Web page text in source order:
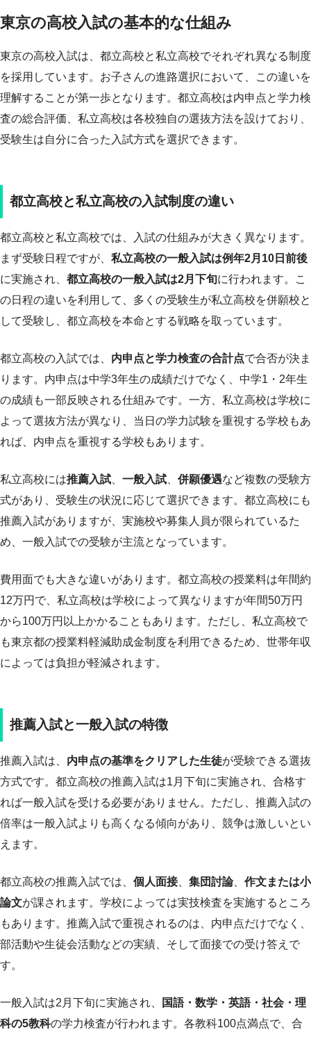
東京の高校入試の基本的な仕組み
東京の高校入試は、都立高校と私立高校でそれぞれ異なる制度
を採用しています。お子さんの進路選択において、この違いを
理解することが第一歩となります。都立高校は内申点と学力検
査の総合評価、私立高校は各校独自の選抜方法を設けており、
受験生は自分に合った入試方式を選択できます。
都立高校と私立高校の入試制度の違い
都立高校と私立高校では、入試の仕組みが大きく異なります。
まず受験日程ですが、 私立高校の一般入試は例年2月10日前後
に実施され、 都立高校の一般入試は2月下旬に行われます。こ
の日程の違いを利用して、多くの受験生が私立高校を併願校と
して受験し、都立高校を本命とする戦略を取っています。
都立高校の入試では、 内申点と学力検査の合計点で合否が決ま
ります。内申点は中学3年生の成績だけでなく、中学1・2年生
の成績も一部反映される仕組みです。一方、私立高校は学校に
よって選抜方法が異なり、当日の学力試験を重視する学校もあ
れば、内申点を重視する学校もあります。
私立高校には推薦入試 一般入試 併願優遇など複数の受験方
式があり、受験生の状況に応じて選択できます。都立高校にも
推薦入試がありますが、実施校や募集人員が限られているた
め、一般入試での受験が主流となっています。
費用面でも大きな違いがあります。都立高校の授業料は年間約
12万円で、私立高校は学校によって異なりますが年間50万円
から100万円以上かかることもあります。ただし、私立高校で
も東京都の授業料軽減助成金制度を利用できるため、世帯年収
によっては負担が軽減されます。
推薦入試と一般入試の特徴
推薦入試は、 内申点の基準をクリアした生徒が受験できる選抜
方式です。都立高校の推薦入試は1月下旬に実施され、合格す
れば一般入試を受ける必要がありません。ただし、推薦入試の
倍率は一般入試よりも高くなる傾向があり、競争は激しいとい
えます。
都立高校の推薦入試では、 個人面接、 集団討論、 作文または小
論文が課されます。学校によっては実技検査を実施するところ
もあります。推薦入試で重視されるのは、内申点だけでなく、
部活動や生徒会活動などの実績、そして面接での受け答えで
す。
一般入試は2月下旬に実施され、
国語・数学・英語・社会・理
科の5教科の学力検査が行われます。各教科100点満点で、合